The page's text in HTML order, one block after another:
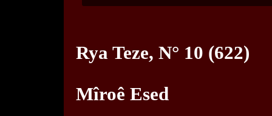
Rya Teze, N° 10 (622)
Mîroê Esed